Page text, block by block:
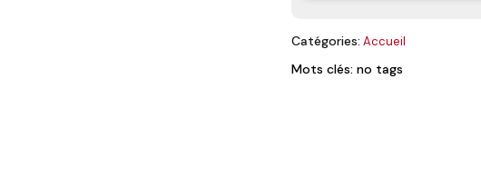
Catégories: Accueil
Mots clés: no tags